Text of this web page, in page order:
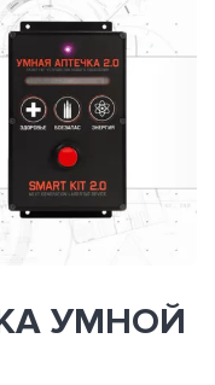
УМНОЙ